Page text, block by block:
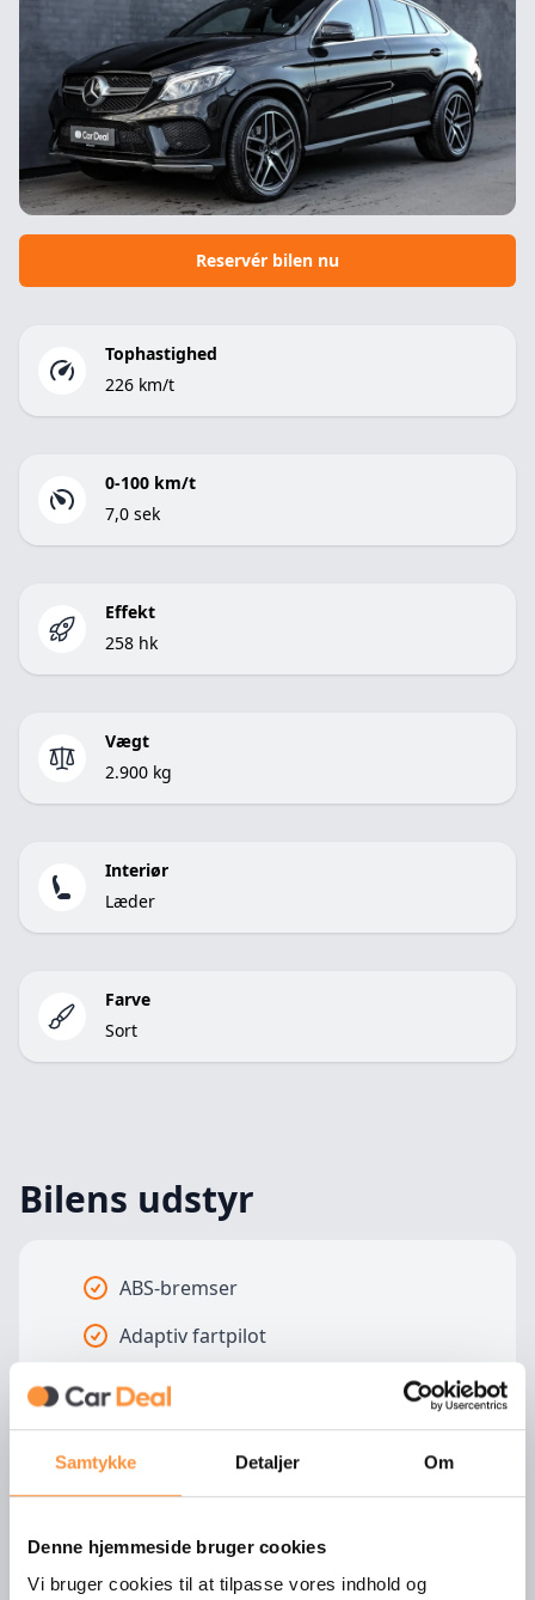
Samtykke Detaljer Om
Denne hjemmeside bruger cookies
Vi bruger cookies til at tilpasse vores indhold og
Reservér bilen nu
Tophastighed
226 km/t
0-100 km/t
7,0 sek
Effekt
258 hk
Vægt
2.900 kg
Interiør
Læder
Farve
Sort
Bilens udstyr
ABS-bremser
Adaptiv fartpilot
Alufælge
Anhængertræk
Aut. Klimaanlæg
Automatisk bakspejl dæmpning
Vis mere udstyr